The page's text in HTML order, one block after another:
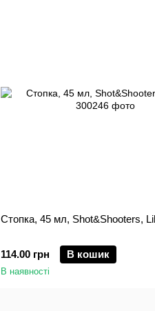
Стопка, 45 мл, Shot&Shooters,
114.00 грн В кошик
В наявності